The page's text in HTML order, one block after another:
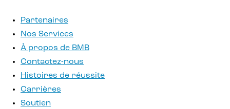
Partenaires
Nos Services
À propos de BMB
Contactez-nous
Histoires de réussite
Carrières
Soutien